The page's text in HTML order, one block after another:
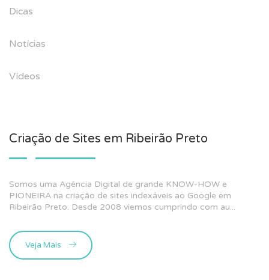
Dicas
Notícias
Vídeos
Criação de Sites em Ribeirão Preto
Somos uma Agência Digital de grande KNOW-HOW e
PIONEIRA na criação de sites indexáveis ao Google em
Ribeirão Preto. Desde 2008 viemos cumprindo com au...
Veja Mais